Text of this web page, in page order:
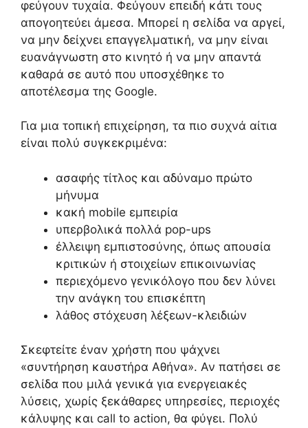
φεύγουν τυχαία. Φεύγουν επειδή κάτι τους
απογοητεύει άμεσα. Μπορεί η σελίδα να αργεί,
να μην δείχνει επαγγελματική, να μην είναι
ευανάγνωστη στο κινητό ή να μην απαντά
καθαρά σε αυτό που υποσχέθηκε το
αποτέλεσμα της Google.
Για μια τοπική επιχείρηση, τα πιο συχνά αίτια
είναι πολύ συγκεκριμένα:
ασαφής τίτλος και αδύναμο πρώτο
μήνυμα
κακή mobile εμπειρία
υπερβολικά πολλά pop-ups
έλλειψη εμπιστοσύνης, όπως απουσία
κριτικών ή στοιχείων επικοινωνίας
περιεχόμενο γενικόλογο που δεν λύνει
την ανάγκη του επισκέπτη
λάθος στόχευση λέξεων-κλειδιών
Σκεφτείτε έναν χρήστη που ψάχνει
«συντήρηση καυστήρα Αθήνα». Αν πατήσει σε
σελίδα που μιλά γενικά για ενεργειακές
λύσεις, χωρίς ξεκάθαρες υπηρεσίες, περιοχές
κάλυψης και call to action, θα φύγει. Πολύ